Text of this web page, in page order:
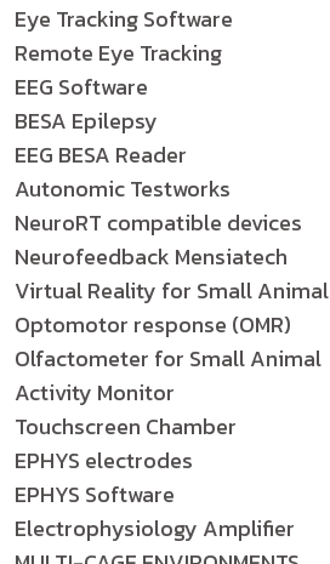
Eye Tracking Software
Remote Eye Tracking
EEG Software
BESA Epilepsy
EEG BESA Reader
Autonomic Testworks
NeuroRT compatible devices
Neurofeedback Mensiatech
Virtual Reality for Small Animal
Optomotor response (OMR)
Olfactometer for Small Animal
Activity Monitor
Touchscreen Chamber
EPHYS electrodes
EPHYS Software
Electrophysiology Amplifier